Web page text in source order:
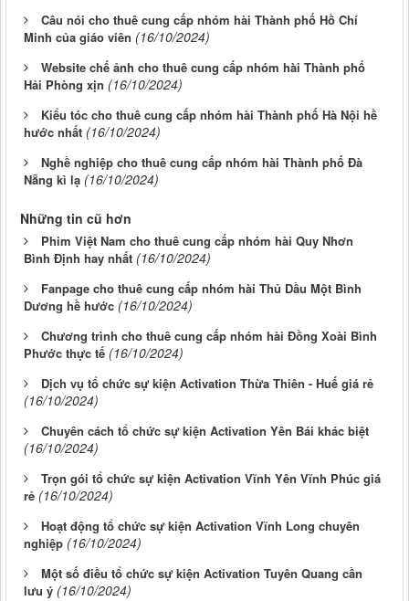
Câu nói cho thuê cung cấp nhóm hài Thành phố Hồ Chí
Minh của giáo viên (16/10/2024)
Website chế ảnh cho thuê cung cấp nhóm hài Thành phố
Hải Phòng xịn (16/10/2024)
Kiểu tóc cho thuê cung cấp nhóm hài Thành phố Hà Nội hề
hước nhất (16/10/2024)
Nghề nghiệp cho thuê cung cấp nhóm hài Thành phố Đà
Nẵng kì lạ (16/10/2024)
Những tin cũ hơn
Phim Việt Nam cho thuê cung cấp nhóm hài Quy Nhơn
Bình Định hay nhất (16/10/2024)
Fanpage cho thuê cung cấp nhóm hài Thủ Dầu Một Bình
Dương hề hước (16/10/2024)
Chương trình cho thuê cung cấp nhóm hài Đồng Xoài Bình
Phước thực tế (16/10/2024)
Dịch vụ tổ chức sự kiện Activation Thừa Thiên - Huế giá rẻ
(16/10/2024)
Chuyên cách tổ chức sự kiện Activation Yên Bái khác biệt
(16/10/2024)
Trọn gói tổ chức sự kiện Activation Vĩnh Yên Vĩnh Phúc giá
rẻ (16/10/2024)
Hoạt động tổ chức sự kiện Activation Vĩnh Long chuyên
nghiệp (16/10/2024)
Một số điều tổ chức sự kiện Activation Tuyên Quang cần
lưu ý (16/10/2024)